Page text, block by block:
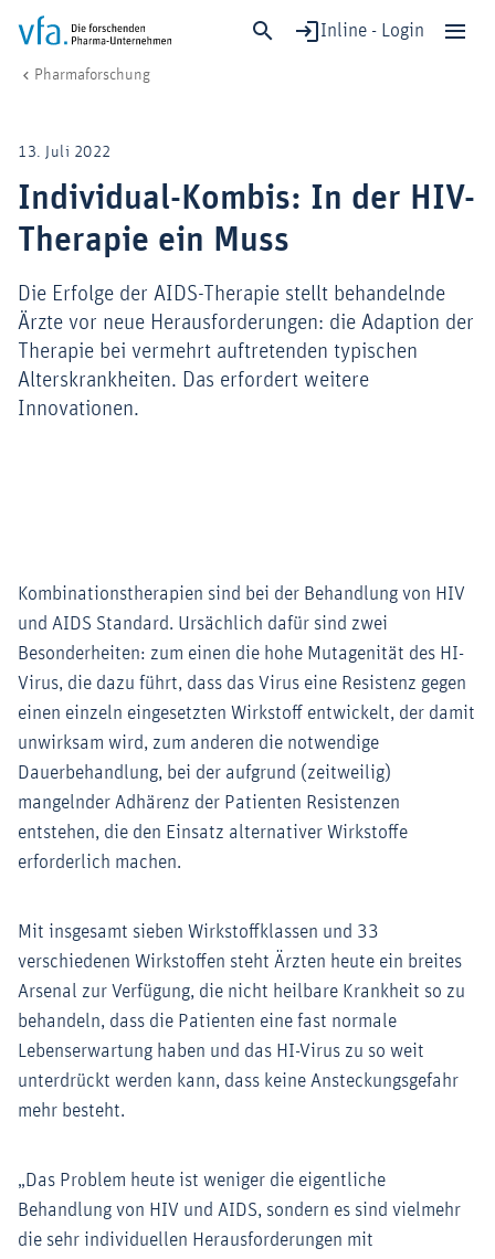
Inline - Login
Forschung & Entwicklung
Gesundheit & Versorgung
Wirtschaft & Standort
Digitalisierung & KI
Mitglied werden!
Medien
Pharmaforschung
13. Juli 2022
Individual-Kombis: In der HIV-
Therapie ein Muss
Die Erfolge der AIDS-Therapie stellt behandelnde
Ärzte vor neue Herausforderungen: die Adaption der
Therapie bei vermehrt auftretenden typischen
Alterskrankheiten. Das erfordert weitere
Innovationen.
Kombinationstherapien sind bei der Behandlung von HIV
und AIDS Standard. Ursächlich dafür sind zwei
Besonderheiten: zum einen die hohe Mutagenität des HI-
Virus, die dazu führt, dass das Virus eine Resistenz gegen
einen einzeln eingesetzten Wirkstoff entwickelt, der damit
unwirksam wird, zum anderen die notwendige
Dauerbehandlung, bei der aufgrund (zeitweilig)
mangelnder Adhärenz der Patienten Resistenzen
entstehen, die den Einsatz alternativer Wirkstoffe
erforderlich machen.
Mit insgesamt sieben Wirkstoffklassen und 33
verschiedenen Wirkstoffen steht Ärzten heute ein breites
Arsenal zur Verfügung, die nicht heilbare Krankheit so zu
behandeln, dass die Patienten eine fast normale
Lebenserwartung haben und das HI-Virus zu so weit
unterdrückt werden kann, dass keine Ansteckungsgefahr
mehr besteht.
„Das Problem heute ist weniger die eigentliche
Behandlung von HIV und AIDS, sondern es sind vielmehr
die sehr individuellen Herausforderungen mit